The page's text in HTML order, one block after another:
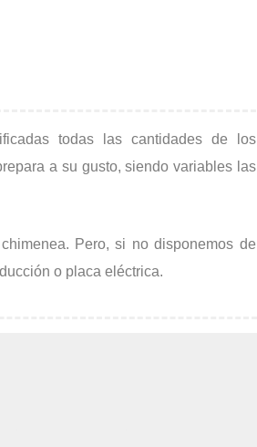
todas las cantidades de los
a su gusto, siendo variables las
Pero, si no disponemos de
o placa eléctrica.